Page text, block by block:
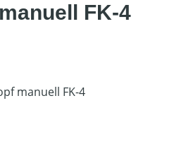
FK-4